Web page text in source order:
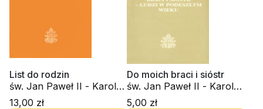
List do rodzin
św. Jan Paweł II - Karol
Wojtyła
13,00 zł
Do moich braci i sióstr
św. Jan Paweł II - Karol
Wojtyła
5,00 zł